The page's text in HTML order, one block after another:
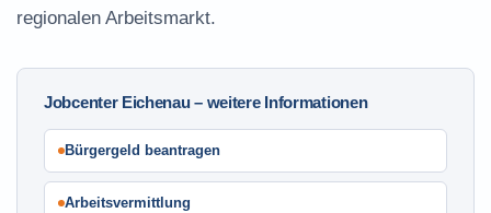
regionalen Arbeitsmarkt.
Jobcenter Eichenau – weitere Informationen
Bürgergeld beantragen
Arbeitsvermittlung